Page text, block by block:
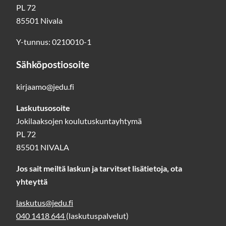
PL 72
85501 Nivala
Y-tunnus: 0210010-1
Sähköpostiosoite
kirjaamo@jedu.fi
Laskutusosoite
Jokilaaksojen koulutuskuntayhtymä
PL 72
85501 NIVALA
Jos sait meiltä laskun ja tarvitset lisätietoja, ota
yhteyttä
laskutus@jedu.fi
040 1418 644 (laskutuspalvelut)